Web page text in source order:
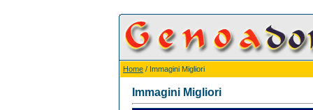
Home / Immagini Migliori
Immagini Migliori